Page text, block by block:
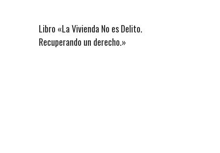
Libro «La Vivienda No es Delito.
Recuperando un derecho.»